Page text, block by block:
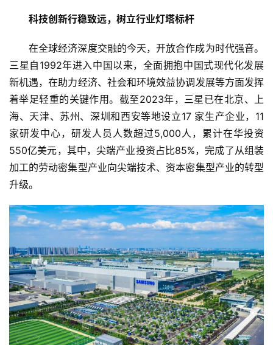
科技创新行稳致远，树立行业灯塔标杆
在全球经济深度交融的今天，开放合作成为时代强音。
三星自1992年进入中国以来，全面拥抱中国式现代化发展
新机遇，在助力经济、社会和环境效益协调发展等方面发挥
着举足轻重的关键作用。截至2023年，三星已在北京、上
海、天津、苏州、深圳和西安等地设立17 家生产企业，11
家研发中心，研发人员人数超过5,000人，累计在华投资
550亿美元，其中，尖端产业投资占比85%，完成了从组装
加工的劳动密集型产业向尖端技术、资本密集型产业的转型
升级。